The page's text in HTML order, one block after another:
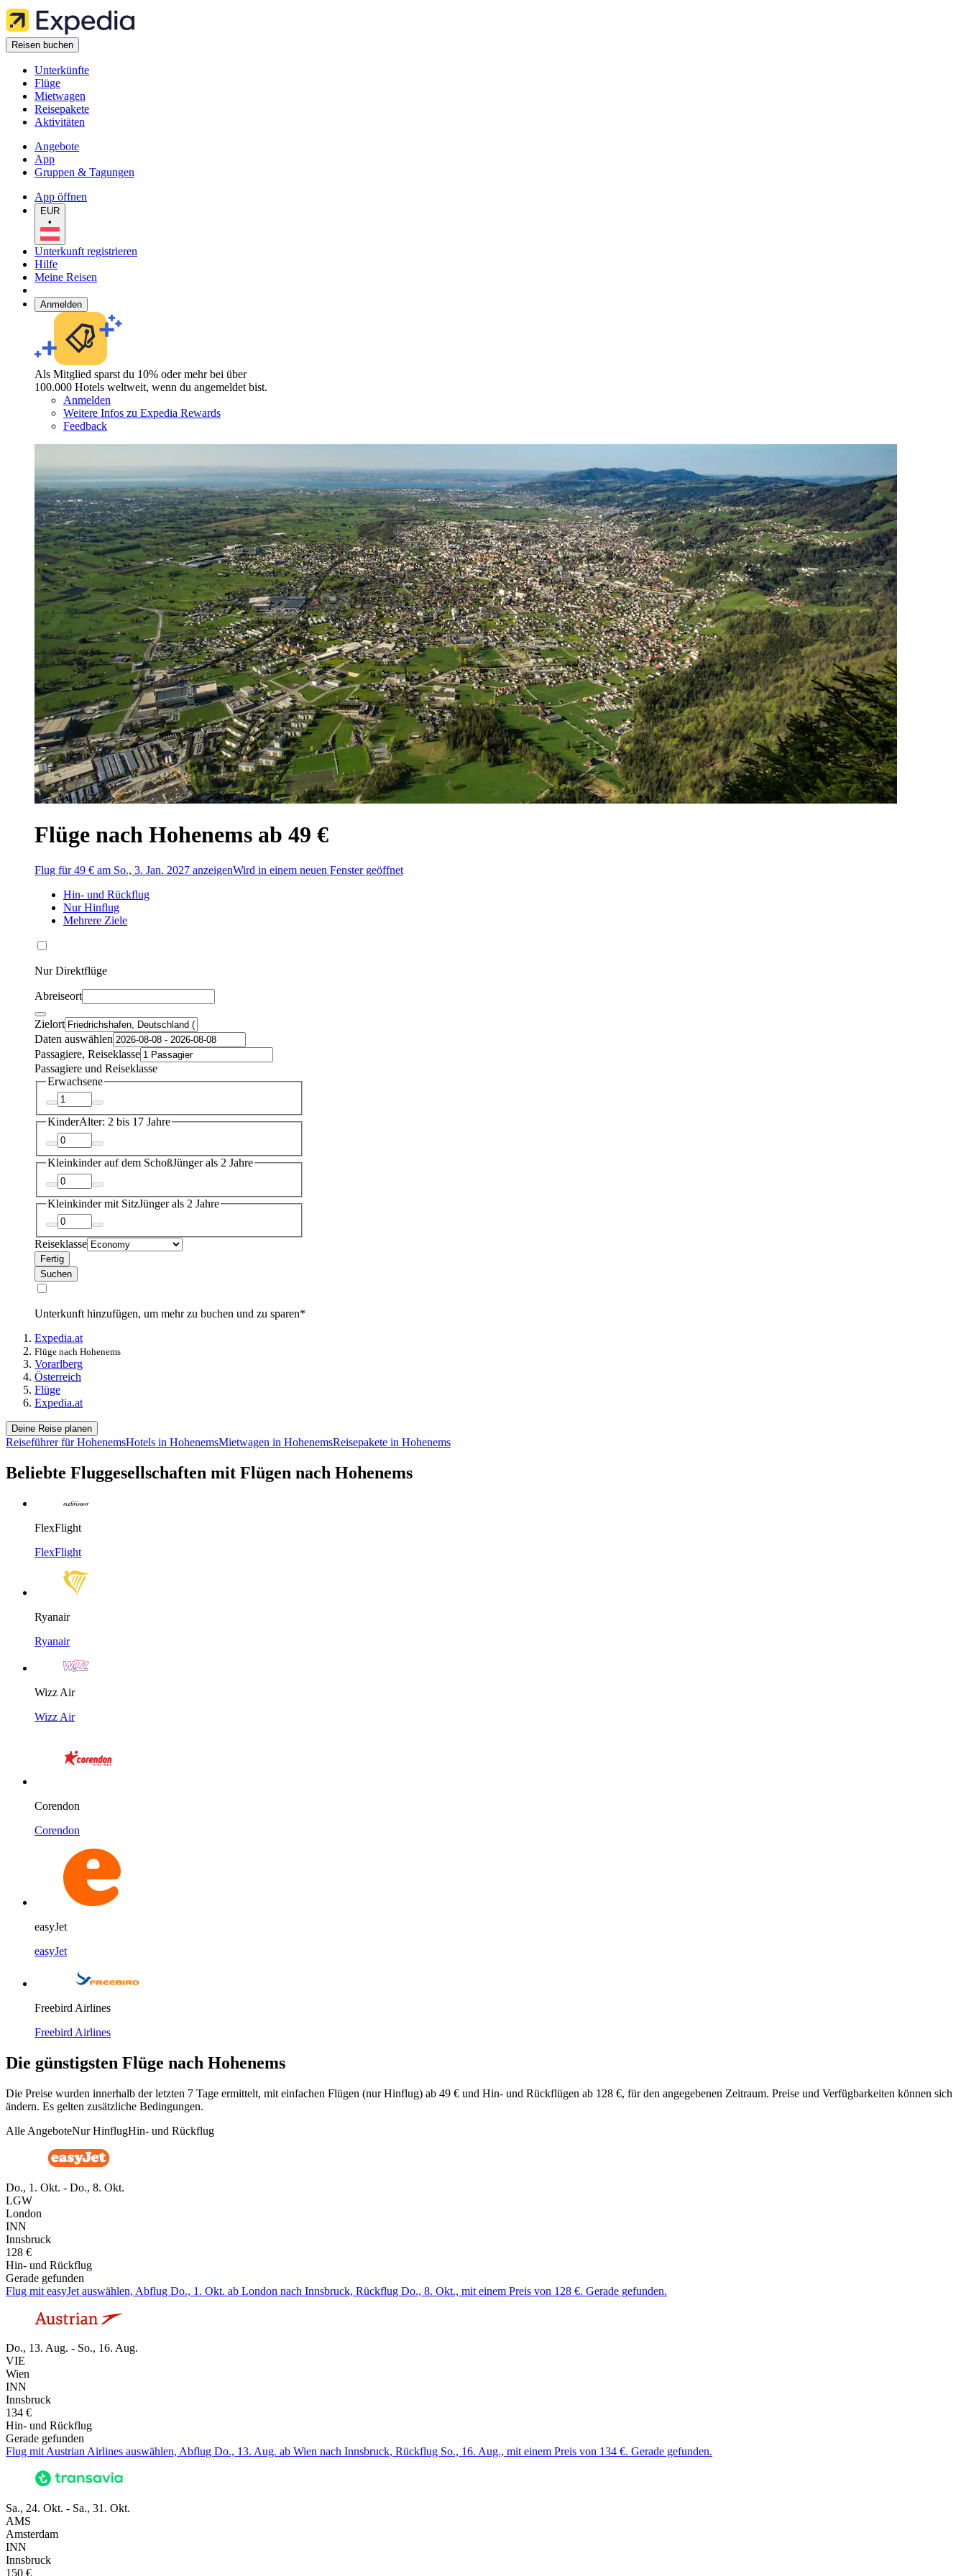
Reisen buchen
Unterkünfte
Flüge
Mietwagen
Reisepakete
Aktivitäten
Angebote
App
Gruppen & Tagungen
App öffnen
EUR
•
Unterkunft registrieren
Hilfe
Meine Reisen
Anmelden
Als Mitglied sparst du 10% oder mehr bei über
100.000 Hotels weltweit, wenn du angemeldet bist.
Anmelden
Weitere Infos zu Expedia Rewards
Feedback
Flüge nach Hohenems ab 49 €
Flug für 49 € am So., 3. Jan. 2027 anzeigenWird in einem neuen Fenster geöffnet
Hin- und Rückflug
Nur Hinflug
Mehrere Ziele
Nur Direktflüge
Abreiseort
Zielort
Daten auswählen
Passagiere, Reiseklasse
Passagiere und Reiseklasse
Erwachsene
KinderAlter: 2 bis 17 Jahre
Kleinkinder auf dem SchoßJünger als 2 Jahre
Kleinkinder mit SitzJünger als 2 Jahre
Reiseklasse
Fertig
Suchen
Unterkunft hinzufügen, um mehr zu buchen und zu sparen*
Expedia.at
Flüge nach Hohenems
Vorarlberg
Österreich
Flüge
Expedia.at
Deine Reise planen
Reiseführer für HohenemsHotels in HohenemsMietwagen in HohenemsReisepakete in Hohenems
Beliebte Fluggesellschaften mit Flügen nach Hohenems
FlexFlight
FlexFlight
Ryanair
Ryanair
Wizz Air
Wizz Air
Corendon
Corendon
easyJet
easyJet
Freebird Airlines
Freebird Airlines
Die günstigsten Flüge nach Hohenems
Die Preise wurden innerhalb der letzten 7 Tage ermittelt, mit einfachen Flügen (nur Hinflug) ab 49 € und Hin- und Rückflügen ab 128 €, für den angegebenen Zeitraum. Preise und Verfügbarkeiten können sich
ändern. Es gelten zusätzliche Bedingungen.
Alle AngeboteNur HinflugHin- und Rückflug
Do., 1. Okt. - Do., 8. Okt.
LGW
London
INN
Innsbruck
128 €
Hin- und Rückflug
Gerade gefunden
Flug mit easyJet auswählen, Abflug Do., 1. Okt. ab London nach Innsbruck, Rückflug Do., 8. Okt., mit einem Preis von 128 €. Gerade gefunden.
Do., 13. Aug. - So., 16. Aug.
VIE
Wien
INN
Innsbruck
134 €
Hin- und Rückflug
Gerade gefunden
Flug mit Austrian Airlines auswählen, Abflug Do., 13. Aug. ab Wien nach Innsbruck, Rückflug So., 16. Aug., mit einem Preis von 134 €. Gerade gefunden.
Sa., 24. Okt. - Sa., 31. Okt.
AMS
Amsterdam
INN
Innsbruck
150 €